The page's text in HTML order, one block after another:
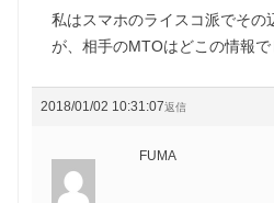
私はスマホのライスコ派でその
が、相手のMTOはどこの情報で
2018/01/02 10:31:07返信
FUMA